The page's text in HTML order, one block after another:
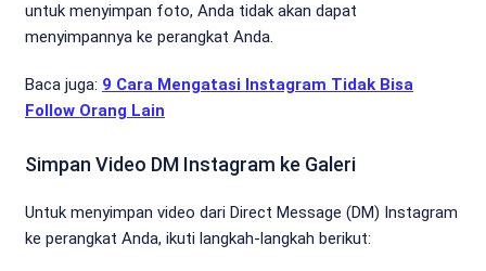
untuk menyimpan foto, Anda tidak akan dapat
menyimpannya ke perangkat Anda.
Baca juga: 9 Cara Mengatasi Instagram Tidak Bisa
Follow Orang Lain
Simpan Video DM Instagram ke Galeri
Untuk menyimpan video dari Direct Message (DM) Instagram
ke perangkat Anda, ikuti langkah-langkah berikut: